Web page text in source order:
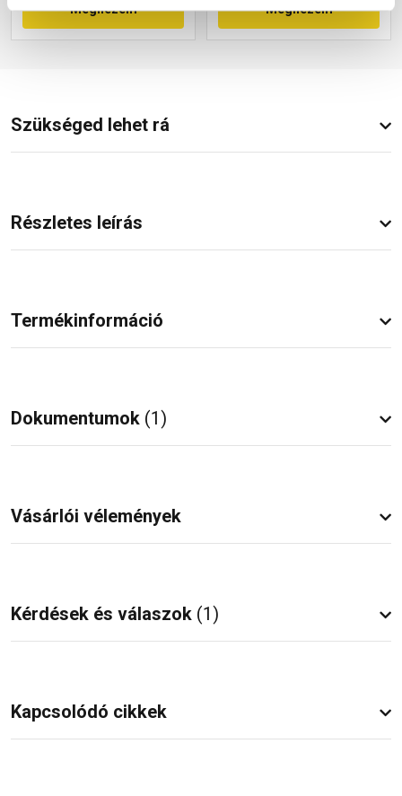
Megnézem Megnézem
Szükséged lehet rá
Részletes leírás
Termékinformáció
Dokumentumok (1)
Vásárlói vélemények
Kérdések és válaszok (1)
Kapcsolódó cikkek